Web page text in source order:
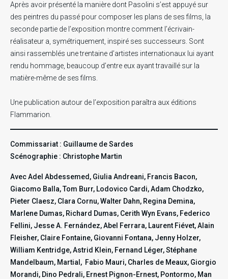
Après avoir présenté la manière dont Pasolini s’est appuyé sur
des peintres du passé pour composer les plans de ses films, la
seconde partie de l’exposition montre comment l’écrivain-
réalisateur a, symétriquement, inspiré ses successeurs. Sont
ainsi rassemblés une trentaine d’artistes internationaux lui ayant
rendu hommage, beaucoup d’entre eux ayant travaillé sur la
matière-même de ses films.
Une publication autour de l’exposition paraîtra aux éditions
Flammarion.
Commissariat : Guillaume de Sardes
Scénographie : Christophe Martin
Avec Adel Abdessemed, Giulia Andreani, Francis Bacon,
Giacomo Balla, Tom Burr, Lodovico Cardi, Adam Chodzko,
Pieter Claesz, Clara Cornu, Walter Dahn, Regina Demina,
Marlene Dumas, Richard Dumas, Cerith Wyn Evans, Federico
Fellini, Jesse A. Fernández, Abel Ferrara, Laurent Fiévet, Alain
Fleisher, Claire Fontaine, Giovanni Fontana, Jenny Holzer,
William Kentridge, Astrid Klein, Fernand Léger, Stéphane
Mandelbaum, Martial, Fabio Mauri, Charles de Meaux, Giorgio
Morandi, Dino Pedrali, Ernest Pignon-Ernest, Pontormo, Man
...